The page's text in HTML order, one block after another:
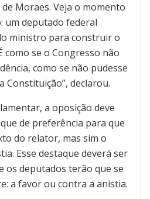
Moraes. Veja o momento
um deputado federal
ministro para construir o
como se o Congresso não
como se não pudesse
Constituição”, declarou.
a oposição deve
de preferência para que
do relator, mas sim o
Esse destaque deverá ser
os deputados terão que se
a favor ou contra a anistia.